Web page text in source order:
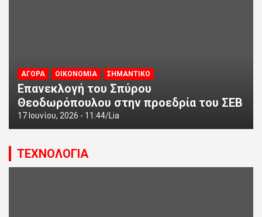
ΑΓΟΡΑ ΟΙΚΟΝΟΜΙΑ ΣΗΜΑΝΤΙΚΟ
Επανεκλογή του Σπύρου
Θεοδωρόπουλου στην προεδρία του ΣΕΒ
17 Ιουνίου, 2026 - 11:44 Lia
ΤΕΧΝΟΛΟΓΙΑ